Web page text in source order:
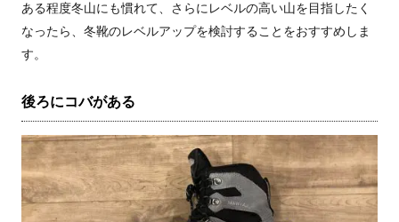
ある程度冬山にも慣れて、さらにレベルの高い山を目指したく
なったら、冬靴のレベルアップを検討することをおすすめしま
す。
後ろにコバがある